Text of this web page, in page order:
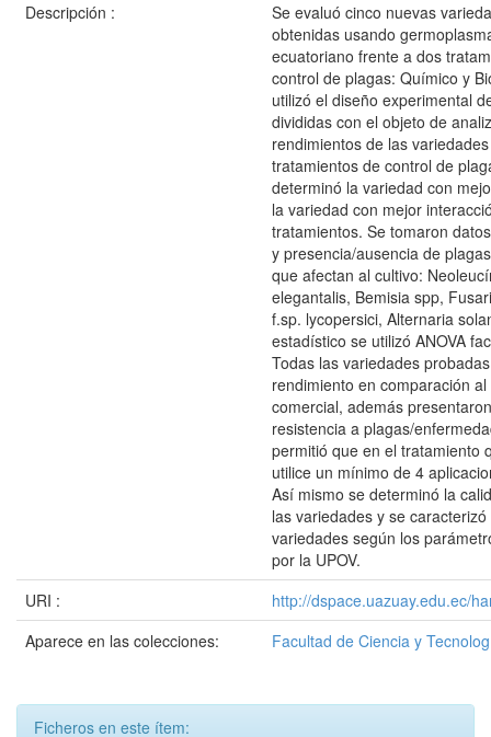
Descripción :
Se evaluó cinco nuevas
obtenidas usando
ecuatoriano frente a dos
control de plagas: Químico y
utilizó el diseño experimental
divididas con el objeto de
rendimientos de las
tratamientos de control de
determinó la variedad con
la variedad con mejor
tratamientos. Se tomaron
y presencia/ausencia de
que afectan al cultivo:
elegantalis, Bemisia spp,
f.sp. lycopersici, Alternaria
estadístico se utilizó ANOVA
Todas las variedades
rendimiento en comparación
comercial, además
resistencia a plagas/
permitió que en el tratamiento
utilice un mínimo de 4
Así mismo se determinó la
las variedades y se
variedades según los
por la UPOV.
URI :
http://dspace.uazuay.edu.ec/
Aparece en las colecciones:
Facultad de Ciencia y
Ficheros en este ítem: